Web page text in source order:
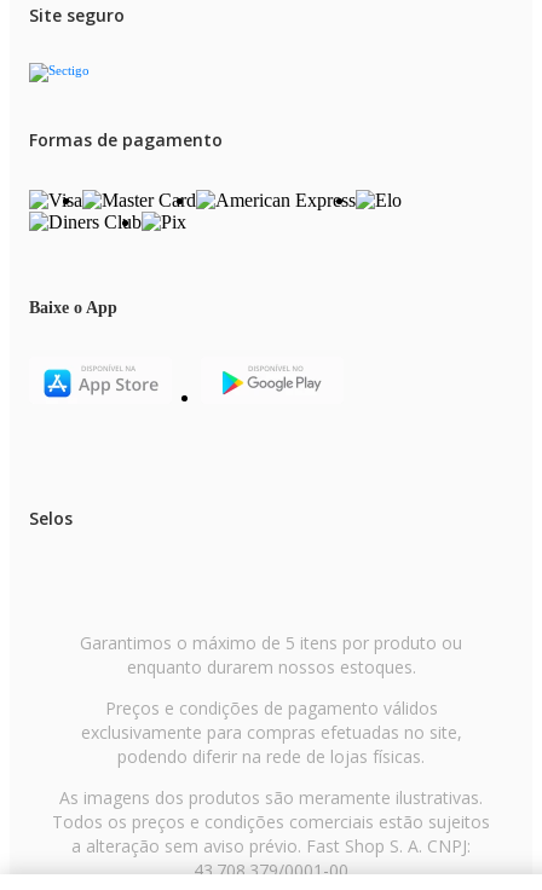
Site seguro
Formas de pagamento
Baixe o App
Selos
Garantimos o máximo de 5 itens por produto ou
enquanto durarem nossos estoques.
Preços e condições de pagamento válidos
exclusivamente para compras efetuadas no site,
podendo diferir na rede de lojas físicas.
As imagens dos produtos são meramente ilustrativas.
Todos os preços e condições comerciais estão sujeitos
a alteração sem aviso prévio. Fast Shop S. A. CNPJ:
43.708.379/0001-00